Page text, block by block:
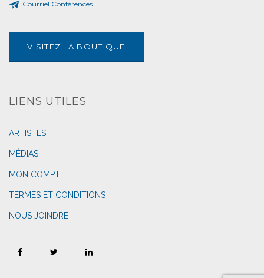
Courriel Conférences
VISITEZ LA BOUTIQUE
LIENS UTILES
ARTISTES
MÉDIAS
MON COMPTE
TERMES ET CONDITIONS
NOUS JOINDRE